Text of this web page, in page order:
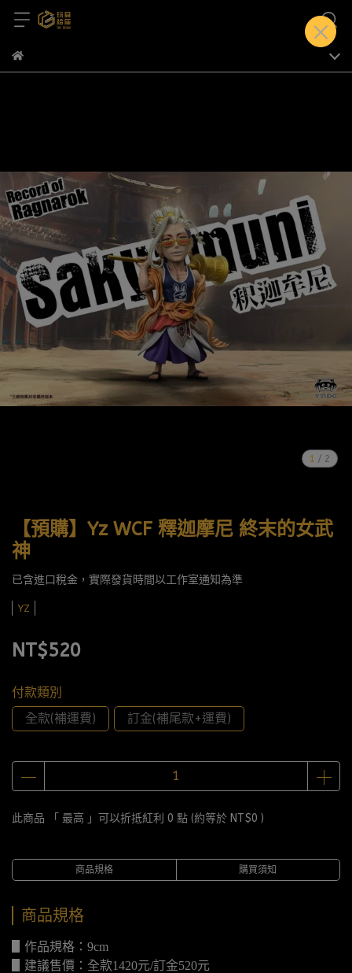
1 / 2
【預購】Yz WCF 釋迦摩尼 終末的女武
神
已含進口稅金，實際發貨時間以工作室通知為準
YZ
NT$520
付款類別
全款(補運費)
訂金(補尾款+運費)
此商品 「 最高 」可以折抵紅利 0 點 (約等於 NT$0 )
商品規格 購買須知
商品規格
▋作品規格：9cm
▋建議售價：全款1420元/訂金520元